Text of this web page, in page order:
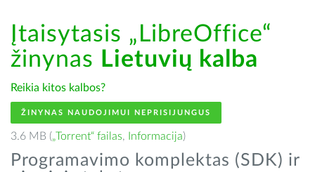
Įtaisytasis „LibreOffice“
žinynas Lietuvių kalba
Reikia kitos kalbos?
ŽINYNAS NAUDOJIMUI NEPRISIJUNGUS
3.6 MB („Torrent“ failas, Informacija)
Programavimo komplektas (SDK) ir